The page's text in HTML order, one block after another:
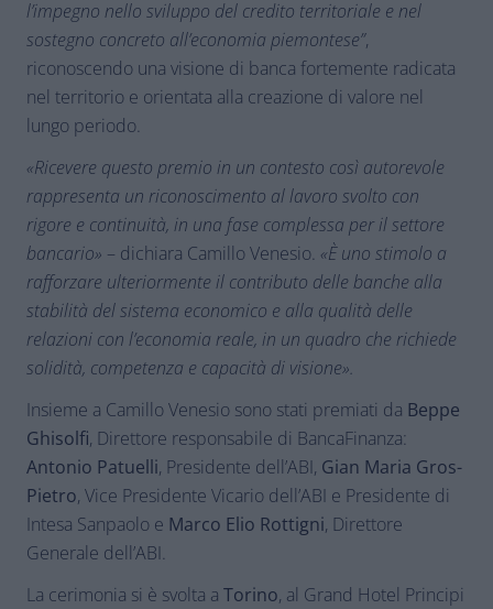
l’impegno nello sviluppo del credito territoriale e nel
sostegno concreto all’economia piemontese”,
riconoscendo una visione di banca fortemente radicata
nel territorio e orientata alla creazione di valore nel
lungo periodo.
«Ricevere questo premio in un contesto così autorevole
rappresenta un riconoscimento al lavoro svolto con
rigore e continuità, in una fase complessa per il settore
bancario» – dichiara Camillo Venesio. «È uno stimolo a
rafforzare ulteriormente il contributo delle banche alla
stabilità del sistema economico e alla qualità delle
relazioni con l’economia reale, in un quadro che richiede
solidità, competenza e capacità di visione».
Insieme a Camillo Venesio sono stati premiati da Beppe
Ghisolfi, Direttore responsabile di BancaFinanza:
Antonio Patuelli, Presidente dell’ABI, Gian Maria Gros-
Pietro, Vice Presidente Vicario dell’ABI e Presidente di
Intesa Sanpaolo e Marco Elio Rottigni, Direttore
Generale dell’ABI.
La cerimonia si è svolta a Torino, al Grand Hotel Principi